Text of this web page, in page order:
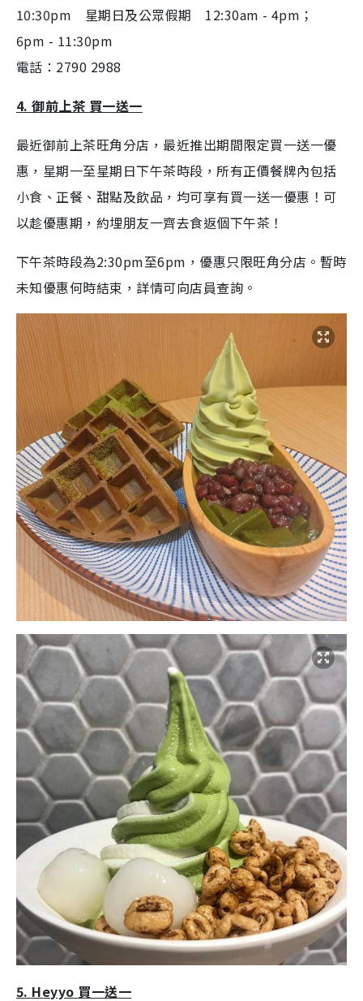
10:30pm 星期日及公眾假期 12:30am - 4pm；
6pm - 11:30pm
電話：2790 2988
4. 御前上茶 買一送一
最近御前上茶旺角分店，最近推出期間限定買一送一優
惠，星期一至星期日下午茶時段，所有正價餐牌內包括
小食、正餐、甜點及飲品，均可享有買一送一優惠！可
以趁優惠期，約埋朋友一齊去食返個下午茶！
下午茶時段為2:30pm至6pm ，優惠只限旺角分店 。 暫時
未知優惠何時結束，詳情可向店員查詢。
5. Heyyo 買一送一